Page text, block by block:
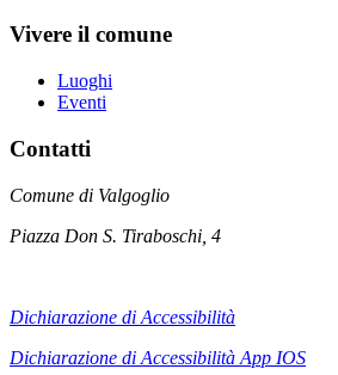
Vivere il comune
Luoghi
Eventi
Contatti
Comune di Valgoglio
Piazza Don S. Tiraboschi, 4
Dichiarazione di Accessibilità
Dichiarazione di Accessibilità App IOS